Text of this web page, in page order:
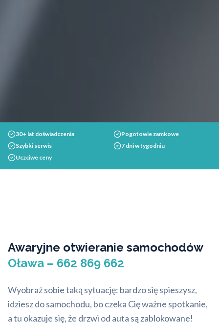
30+ lat doświadczenia
Pogotowie zamkowe
Szybki serwis
7 dni w tygodniu
Uczciwe ceny
Awaryjne otwieranie samochodów
Oława – 662 869 662
Wyobraź sobie taką sytuację: bardzo się spieszysz,
idziesz do samochodu, bo czeka Cię ważne spotkanie,
a tu okazuje się, że drzwi od auta są zablokowane!